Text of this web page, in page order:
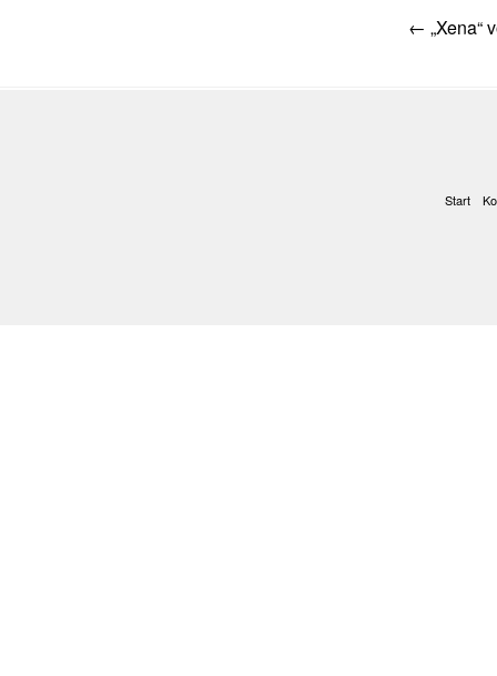
Post
← „Xena“
Start